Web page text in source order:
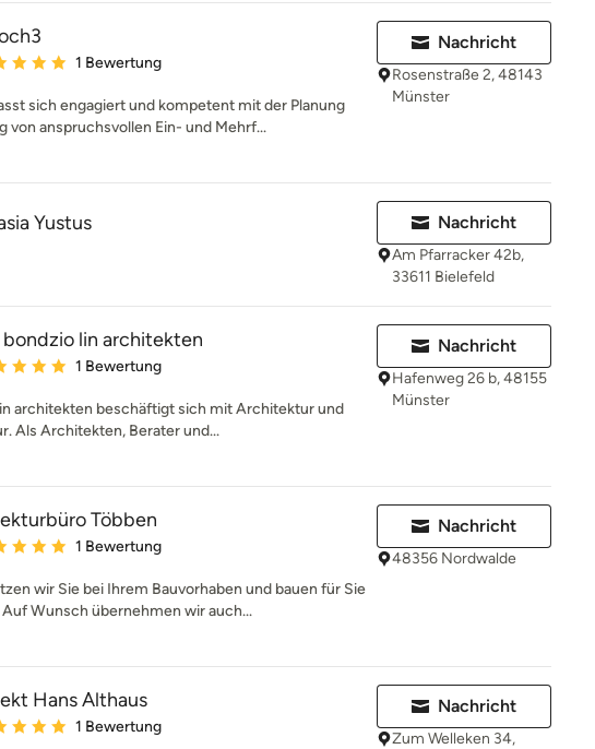
Bewertung: 5 von 5 Sternen
1 Bewertung
sich engagiert und kompetent mit der Planung
von anspruchsvollen Ein- und Mehrf...
Nachricht
Rosenstraße 2, 48143
Münster
Yustus Nachricht
Am Pfarracker 42b,
33611 Bielefeld
lin architekten
Bewertung: 5 von 5 Sternen
1 Bewertung
architekten beschäftigt sich mit Architektur und
Als Architekten, Berater und...
Nachricht
Hafenweg 26 b, 48155
Münster
Többen
Bewertung: 5 von 5 Sternen
1 Bewertung
wir Sie bei Ihrem Bauvorhaben und bauen für Sie
Wunsch übernehmen wir auch...
Nachricht
48356 Nordwalde
Hans Althaus
Bewertung: 5 von 5 Sternen
1 Bewertung
Nachricht
Zum Welleken 34,